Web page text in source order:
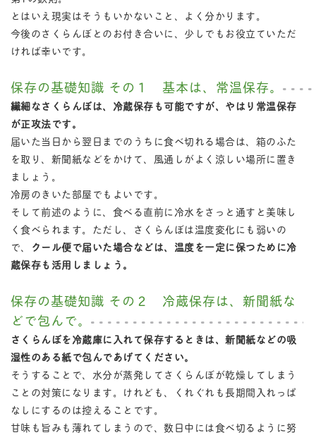
とはいえ現実はそうもいかないこと、よく分かります。
今後のさくらんぼとのお付き合いに、少しでもお役立ていただ
ければ幸いです。
保存の基礎知識 その１ 基本は、常温保存。
繊細なさくらんぼは、冷蔵保存も可能ですが、やはり常温保存
が正攻法です。
届いた当日から翌日までのうちに食べ切れる場合は、箱のふた
を取り、新聞紙などをかけて、風通しがよく涼しい場所に置き
ましょう。
冷房のきいた部屋でもよいです。
そして前述のように、食べる直前に冷水をさっと通すと美味し
く食べられます。ただし、さくらんぼは温度変化にも弱いの
で、 クール便で届いた場合などは、温度を一定に保つために冷
蔵保存も活用しましょう。
保存の基礎知識 その２ 冷蔵保存は、新聞紙な
どで包んで。
さくらんぼを冷蔵庫に入れて保存するときは、新聞紙などの吸
湿性のある紙で包んであげてください。
そうすることで、水分が蒸発してさくらんぼが乾燥してしまう
ことの対策になります。けれども、くれぐれも長期間入れっぱ
なしにするのは控えることです。
甘味も旨みも薄れてしまうので、数日中には食べ切るように努